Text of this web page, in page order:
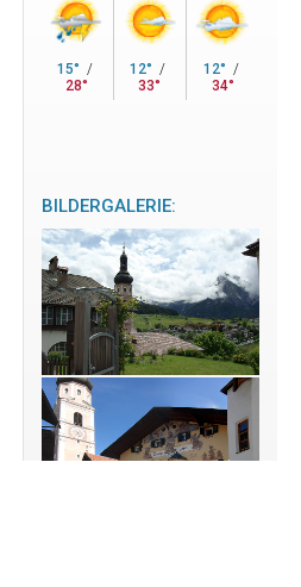
15° /
28°
12° /
33°
12° /
34°
BILDERGALERIE: